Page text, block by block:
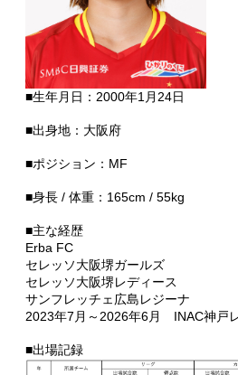
■生年月日：2000年1月24日
■出身地：大阪府
■ポジション：MF
■身長 / 体重：165cm / 55kg
■主な経歴
Erba FC
セレッソ大阪堺ガールズ
セレッソ大阪堺レディース
サンフレッチェ広島レジーナ
2023年7月～2026年6月 INAC神戸
■出場記録